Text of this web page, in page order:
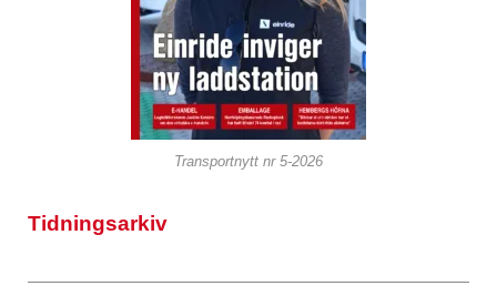
Transportnytt nr 5-2026
Tidningsarkiv